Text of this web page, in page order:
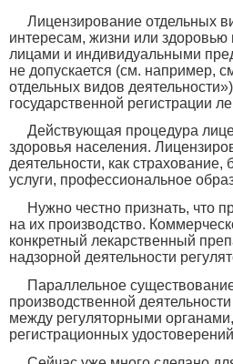
Лицензирование отдельных
интересам, жизни или
лицами и индивидуальными
не допускается (см. например,
отдельных видов
государственной регистрации
Действующая процедура
здоровья населения.
деятельности, как
услуги, профессиональное
Нужно честно признать, что
на их производство.
конкретный лекарственный
надзорной деятельности
Параллельное
производственной
между регуляторными
регистрационных